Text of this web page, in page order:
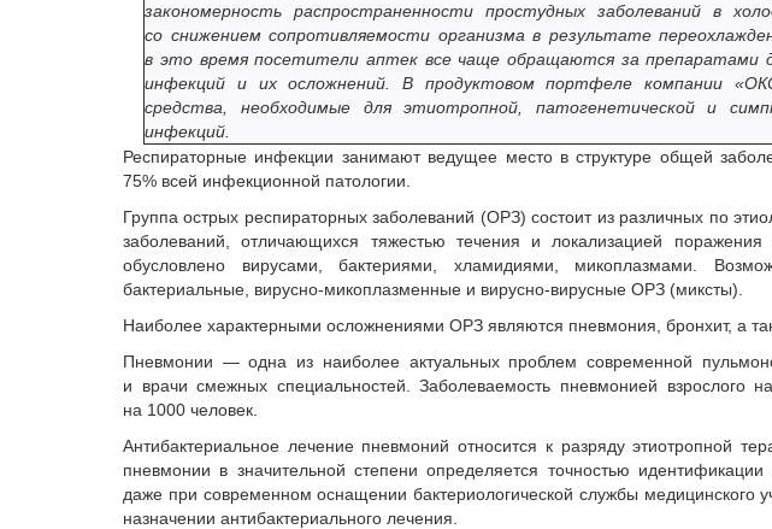
закономерность распространенности простудных заболеваний в
со снижением сопротивляемости организма в результате
в это время посетители аптек все чаще обращаются за препаратами
инфекций и их осложнений. В продуктовом портфеле компании
средства, необходимые для этиотропной, патогенетической и
инфекций.
Респираторные инфекции занимают ведущее место в структуре общей
75% всей инфекционной патологии.
Группа острых респираторных заболеваний (ОРЗ) состоит из различных по
заболеваний, отличающихся тяжестью течения и локализацией поражения
обусловлено вирусами, бактериями, хламидиями, микоплазмами.
бактериальные, вирусно-микоплазменные и вирусно-вирусные ОРЗ (миксты).
Наиболее характерными осложнениями ОРЗ являются пневмония, бронхит, а
Пневмонии — одна из наиболее актуальных проблем современной
и врачи смежных специальностей. Заболеваемость пневмонией взрослого
на 1000 человек.
Антибактериальное лечение пневмоний относится к разряду этиотропной
пневмонии в значительной степени определяется точностью
даже при современном оснащении бактериологической службы медицинского
назначении антибактериального лечения.